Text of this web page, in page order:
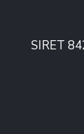
SIRET